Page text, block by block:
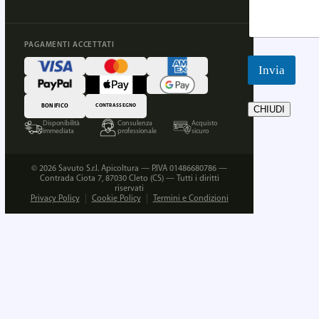
PAGAMENTI ACCETTATI
BONIFICO CONTRASSEGNO
Disponibilità
immediata
Consulenza
professionale
Acquisto
sicuro
© 2026 Savuto S.r.l. Apicoltura — P.IVA 01486680786 —
Contrada Ciota 7, 87030 Cleto (CS) — Tutti i diritti
riservati
Privacy Policy
Cookie Policy Termini e Condizioni
Invia
CHIUDI